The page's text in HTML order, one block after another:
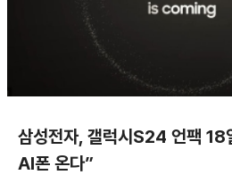
삼성전자, 갤럭시S24 언팩
AI폰 온다”